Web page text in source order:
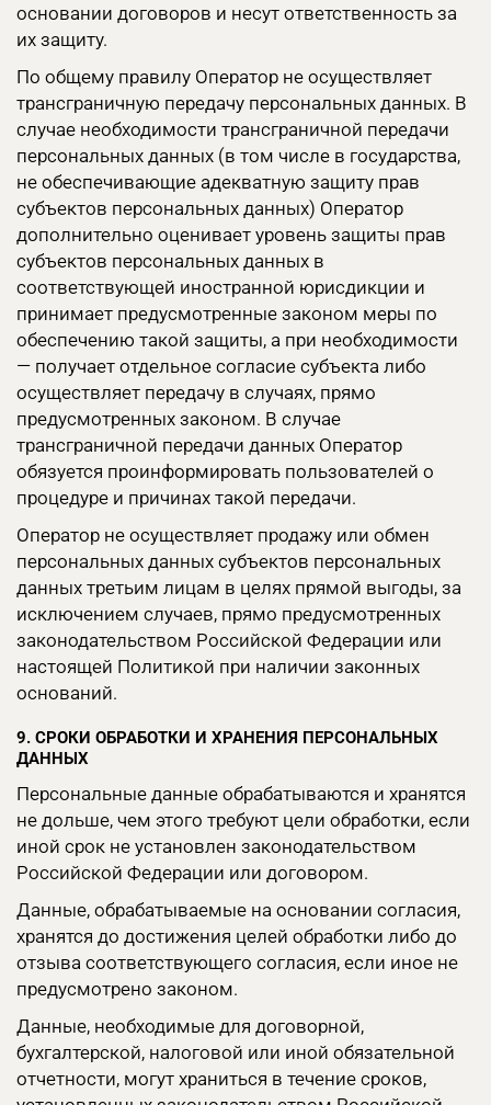
основании договоров и несут ответственность за
их защиту.
По общему правилу Оператор не осуществляет
трансграничную передачу персональных данных. В
случае необходимости трансграничной передачи
персональных данных (в том числе в государства,
не обеспечивающие адекватную защиту прав
субъектов персональных данных) Оператор
дополнительно оценивает уровень защиты прав
субъектов персональных данных в
соответствующей иностранной юрисдикции и
принимает предусмотренные законом меры по
обеспечению такой защиты, а при необходимости
— получает отдельное согласие субъекта либо
осуществляет передачу в случаях, прямо
предусмотренных законом. В случае
трансграничной передачи данных Оператор
обязуется проинформировать пользователей о
процедуре и причинах такой передачи.
Оператор не осуществляет продажу или обмен
персональных данных субъектов персональных
данных третьим лицам в целях прямой выгоды, за
исключением случаев, прямо предусмотренных
законодательством Российской Федерации или
настоящей Политикой при наличии законных
оснований.
9. СРОКИ ОБРАБОТКИ И ХРАНЕНИЯ ПЕРСОНАЛЬНЫХ
ДАННЫХ
Персональные данные обрабатываются и хранятся
не дольше, чем этого требуют цели обработки, если
иной срок не установлен законодательством
Российской Федерации или договором.
Данные, обрабатываемые на основании согласия,
хранятся до достижения целей обработки либо до
отзыва соответствующего согласия, если иное не
предусмотрено законом.
Данные, необходимые для договорной,
бухгалтерской, налоговой или иной обязательной
отчетности, могут храниться в течение сроков,